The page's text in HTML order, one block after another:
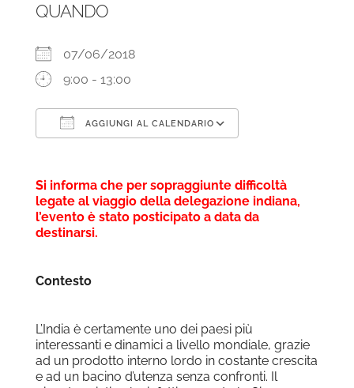
QUANDO
07/06/2018
9:00 - 13:00
AGGIUNGI AL CALENDARIO
Si informa che per sopraggiunte difficoltà
legate al viaggio della delegazione indiana,
l’evento è stato posticipato a data da
destinarsi.
Contesto
L’India è certamente uno dei paesi più
interessanti e dinamici a livello mondiale, grazie
ad un prodotto interno lordo in costante crescita
e ad un bacino d’utenza senza confronti. Il